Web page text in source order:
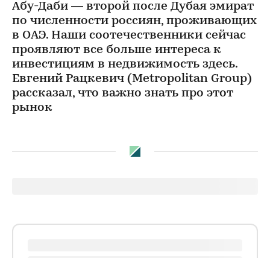
Абу-Даби — второй после Дубая эмират
по численности россиян, проживающих
в ОАЭ. Наши соотечественники сейчас
проявляют все больше интереса к
инвестициям в недвижимость здесь.
Евгений Рацкевич (Metropolitan Group)
рассказал, что важно знать про этот
рынок